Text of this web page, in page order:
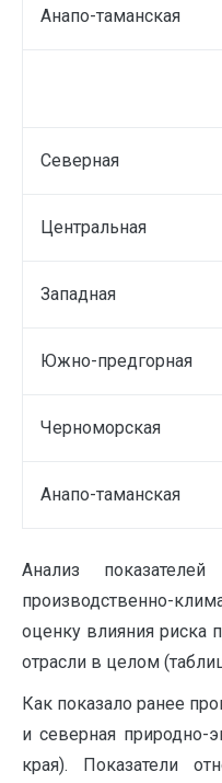
Анапо-таманская
Северная
Центральная
Западная
Южно-предгорная
Черноморская
Анапо-таманская
Анализ
производственно-
оценку влияния риска
отрасли в целом
Как показало ранее
и северная природно-
края). Показатели